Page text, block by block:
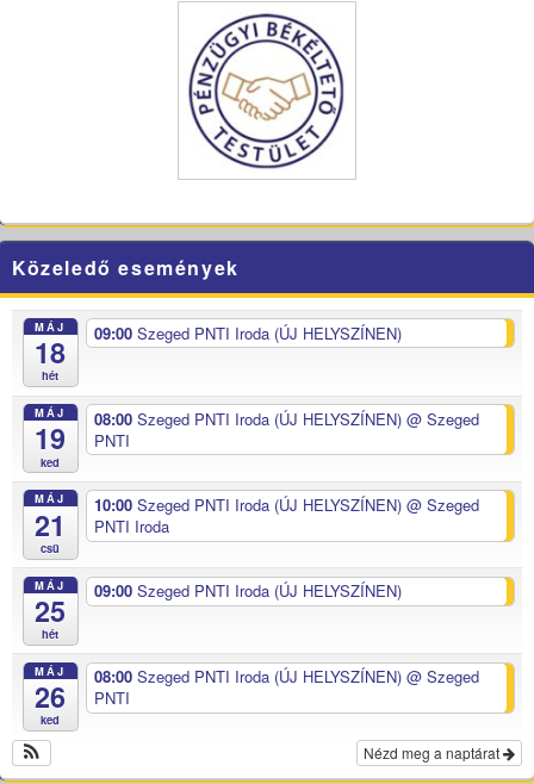
Közeledő események
MÁJ
18
hét
09:00 Szeged PNTI Iroda (ÚJ HELYSZÍNEN)
MÁJ
19
ked
08:00 Szeged PNTI Iroda (ÚJ HELYSZÍNEN) @ Szeged
PNTI
MÁJ
21
csü
10:00 Szeged PNTI Iroda (ÚJ HELYSZÍNEN) @ Szeged
PNTI Iroda
MÁJ
25
hét
09:00 Szeged PNTI Iroda (ÚJ HELYSZÍNEN)
MÁJ
26
ked
08:00 Szeged PNTI Iroda (ÚJ HELYSZÍNEN) @ Szeged
PNTI
Nézd meg a naptárat